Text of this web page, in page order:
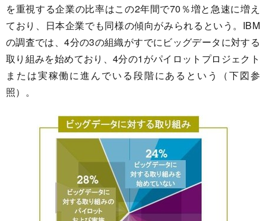
を重視する企業の比率はこの2年間で70％増と急速に増え
ており、日本企業でも同様の傾向がみられるという。IBM
の調査では、4分の3の組織がすでにビッグデータに対する
取り組みを始めており、4分の1がパイロットプロジェクト
または実稼働に進んでいる段階にあるという（下図参
照）。